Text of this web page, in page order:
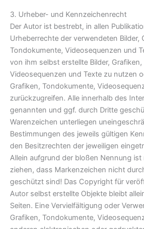
3. Urheber- und Kennzeichenrecht
Der Autor ist bestrebt, in allen
Urheberrechte der verwendeten Bilder,
Tondokumente, Videosequenzen und
von ihm selbst erstellte Bilder,
Videosequenzen und Texte zu nutzen
Grafiken, Tondokumente,
zurückzugreifen. Alle innerhalb des
genannten und ggf. durch Dritte
Warenzeichen unterliegen
Bestimmungen des jeweils gültigen
den Besitzrechten der jeweiligen
Allein aufgrund der bloßen Nennung
ziehen, dass Markenzeichen nicht
geschützt sind! Das Copyright für
Autor selbst erstellte Objekte bleibt
Seiten. Eine Vervielfältigung oder
Grafiken, Tondokumente,